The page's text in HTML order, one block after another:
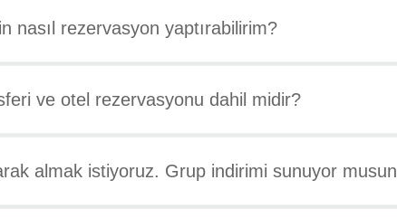
nasıl rezervasyon yaptırabilirim?
ve otel rezervasyonu dahil midir?
almak istiyoruz. Grup indirimi sunuyor